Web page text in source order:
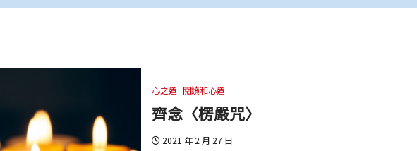
心之道 閱讀和心道
齊念〈楞嚴咒〉
2021 年 2 月 27 日